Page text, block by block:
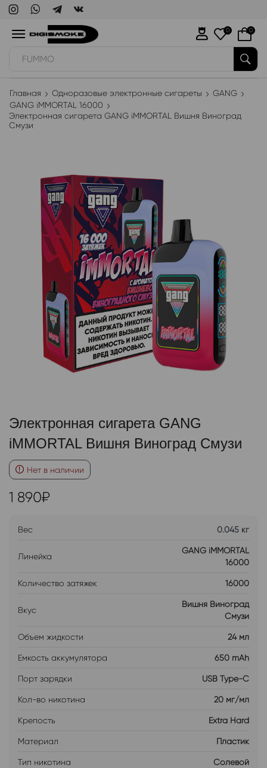
FUMMO
0 0
Главная Одноразовые электронные сигареты
GANG
GANG iMMORTAL 16000
Электронная сигарета GANG iMMORTAL Вишня Виноград
Смузи
Электронная сигарета GANG
iMMORTAL Вишня Виноград Смузи
Нет в наличии
1 890₽
Вес 0.045 кг
Линейка
GANG iMMORTAL
16000
Количество затяжек 16000
Вкус
Вишня Виноград
Смузи
Объем жидкости 24 мл
Емкость аккумулятора 650 mAh
Порт зарядки USB Type-C
Кол-во никотина 20 мг/мл
Крепость Extra Hard
Материал Пластик
Тип никотина Солевой